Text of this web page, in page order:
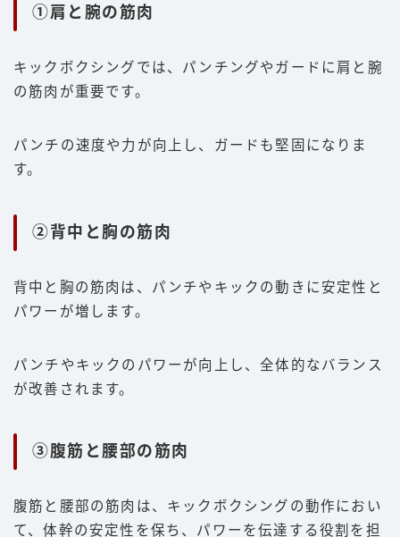
①肩と腕の筋肉
キックボクシングでは、パンチングやガードに肩と腕
の筋肉が重要です。
パンチの速度や力が向上し、ガードも堅固になりま
す。
②背中と胸の筋肉
背中と胸の筋肉は、パンチやキックの動きに安定性と
パワーが増します。
パンチやキックのパワーが向上し、全体的なバランス
が改善されます。
③腹筋と腰部の筋肉
腹筋と腰部の筋肉は、キックボクシングの動作におい
て、体幹の安定性を保ち、パワーを伝達する役割を担